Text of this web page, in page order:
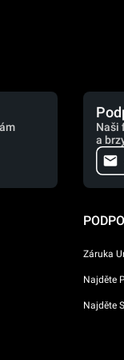
Naši
a
Záruka
Najděte
Najděte